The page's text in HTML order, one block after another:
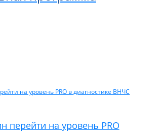
перейти на уровень PRO